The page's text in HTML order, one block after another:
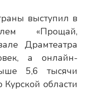
выступил в
«Прощай,
Драмтеатра
а онлайн-
5,6 тысячи
области